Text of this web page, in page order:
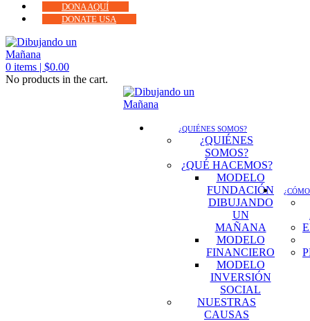
DONA AQUÍ
DONATE USA
0 items | $0.00
No products in the cart.
¿QUIÉNES SOMOS?
¿QUIÉNES
SOMOS?
¿QUÉ HACEMOS?
MODELO
FUNDACIÓN
DIBUJANDO
UN
MAÑANA
MODELO
FINANCIERO
MODELO
INVERSIÓN
SOCIAL
NUESTRAS
CAUSAS